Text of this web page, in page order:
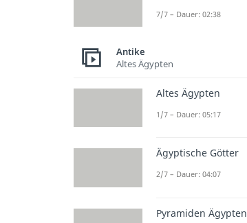
7/7 – Dauer: 02:38
Antike
Altes Ägypten
Altes Ägypten
1/7 – Dauer: 05:17
Ägyptische Götter
2/7 – Dauer: 04:07
Pyramiden Ägypten